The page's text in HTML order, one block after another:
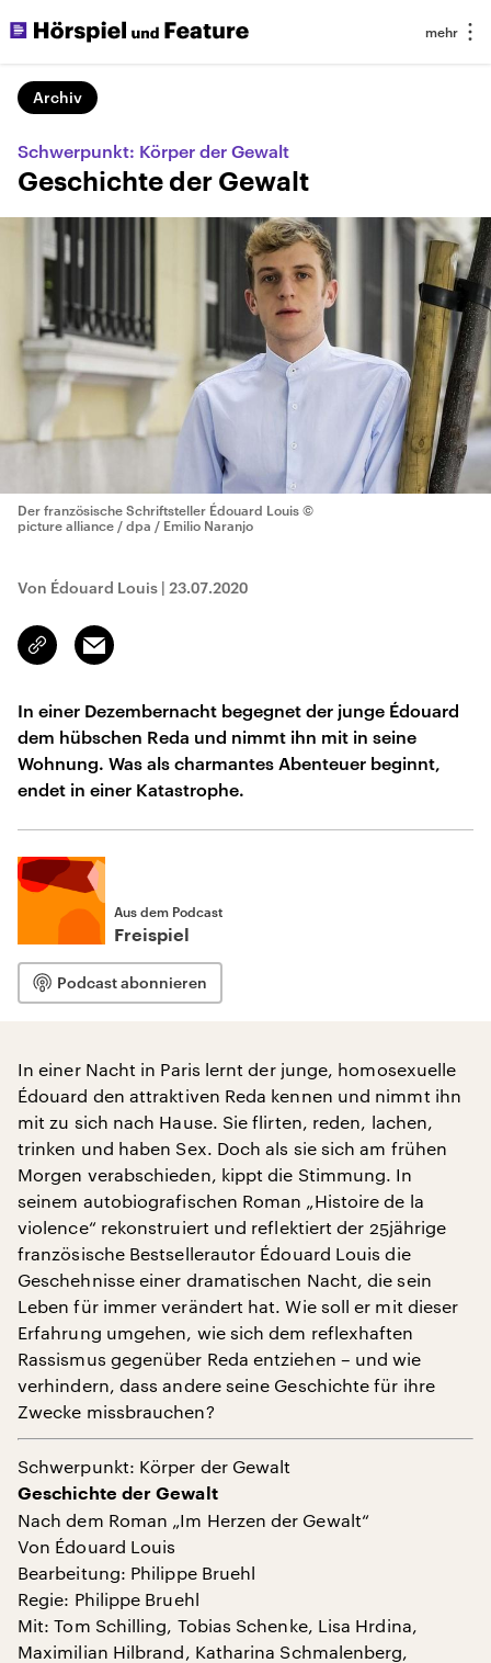
Archiv
Schwerpunkt: Körper der Gewalt
Geschichte der Gewalt
Der französische Schriftsteller Édouard Louis ©
picture alliance / dpa / Emilio Naranjo
Von Édouard Louis | 23.07.2020
Link
kopieren/teilen
Email
In einer Dezembernacht begegnet der junge Édouard
dem hübschen Reda und nimmt ihn mit in seine
Wohnung. Was als charmantes Abenteuer beginnt,
endet in einer Katastrophe.
Aus dem Podcast
Freispiel
Podcast abonnieren
In einer Nacht in Paris lernt der junge, homosexuelle
Édouard den attraktiven Reda kennen und nimmt ihn
mit zu sich nach Hause. Sie flirten, reden, lachen,
trinken und haben Sex. Doch als sie sich am frühen
Morgen verabschieden, kippt die Stimmung. In
seinem autobiografischen Roman „Histoire de la
violence“ rekonstruiert und reflektiert der 25jährige
französische Bestsellerautor Édouard Louis die
Geschehnisse einer dramatischen Nacht, die sein
Leben für immer verändert hat. Wie soll er mit dieser
Erfahrung umgehen, wie sich dem reflexhaften
Rassismus gegenüber Reda entziehen – und wie
verhindern, dass andere seine Geschichte für ihre
Zwecke missbrauchen?
Schwerpunkt: Körper der Gewalt
Geschichte der Gewalt
Nach dem Roman „Im Herzen der Gewalt“
Von Édouard Louis
Bearbeitung: Philippe Bruehl
Regie: Philippe Bruehl
Mit: Tom Schilling, Tobias Schenke, Lisa Hrdina,
Maximilian Hilbrand, Katharina Schmalenberg,